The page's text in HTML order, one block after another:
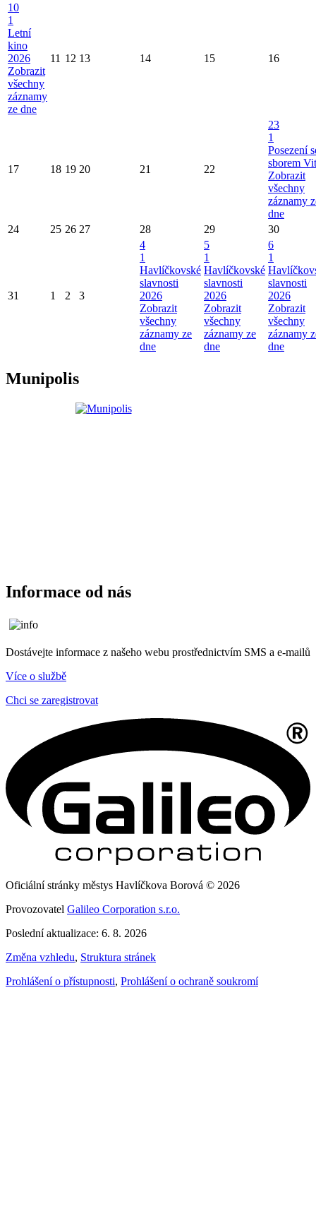
10
1
Letní
kino
2026
Zobrazit
všechny
záznamy
ze dne
11 12 13 14 15 16
17 18 19 20 21 22
23
1
Posezení
sborem
Zobrazit
všechny
záznamy
dne
24
25 26 27 28 29 30
31 1 2 3
4
1
Havlíčkovské
slavnosti
2026
Zobrazit
všechny
záznamy ze
dne
5
1
Havlíčkovské
slavnosti
2026
Zobrazit
všechny
záznamy ze
dne
6
1
slavnosti
2026
Zobrazit
všechny
záznamy
dne
Munipolis
Informace od nás
Dostávejte informace z našeho webu prostřednictvím SMS a e-mailů
Více o službě
Chci se zaregistrovat
Oficiální stránky městys Havlíčkova Borová © 2026
Provozovatel Galileo Corporation s.r.o.
Poslední aktualizace: 6. 8. 2026
Změna vzhledu, Struktura stránek
Prohlášení o přístupnosti, Prohlášení o ochraně soukromí